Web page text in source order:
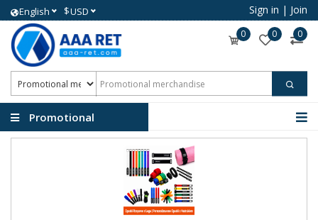
English $USD Sign in | Join
0 0 0
Promotional